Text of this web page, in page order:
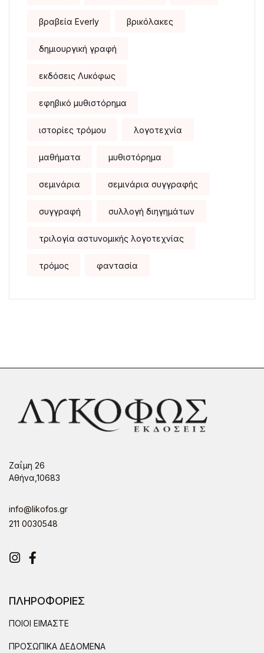
βραβεία Everly βρικόλακες
δημιουργική γραφή
εκδόσεις Λυκόφως
εφηβικό μυθιστόρημα
ιστορίες τρόμου λογοτεχνία
μαθήματα μυθιστόρημα
σεμινάρια σεμινάρια συγγραφής
συγγραφή συλλογή διηγημάτων
τριλογία αστυνομικής λογοτεχνίας
τρόμος φαντασία
Ζαΐμη 26
Αθήνα,10683
info@likofos.gr
211 0030548
Instagram
Facebook
ΠΛΗΡΟΦΟΡΙΕΣ
ΠΟΙΟΙ ΕΙΜΑΣΤΕ
ΠΡΟΣΩΠΙΚΑ ΔΕΔΟΜΕΝΑ